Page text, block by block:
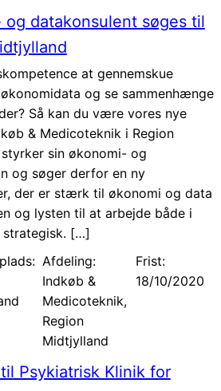
datakonsulent søges til
at gennemskue
og se sammenhænge
Så kan du være vores nye
& Medicoteknik i Region
sin økonomi- og
og søger derfor en ny
der er stærk til økonomi og data
og lysten til at arbejde både i
strategisk. […]
Afdeling:
Indkøb &
Medicoteknik,
Region
Midtjylland
Frist:
18/10/2020
Psykiatrisk Klinik for